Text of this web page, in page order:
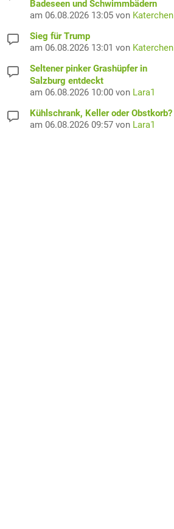
Badeseen und Schwimmbädern
am 06.08.2026 13:05 von Katerchen
Sieg für Trump
am 06.08.2026 13:01 von Katerchen
Seltener pinker Grashüpfer in
Salzburg entdeckt
am 06.08.2026 10:00 von Lara1
Kühlschrank, Keller oder Obstkorb?
am 06.08.2026 09:57 von Lara1